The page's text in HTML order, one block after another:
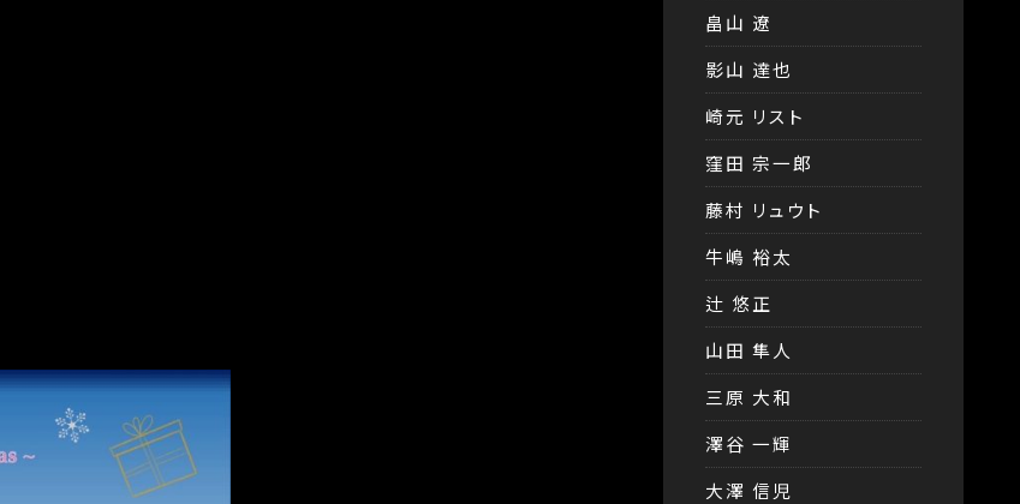
畠山 遼
影山 達也
崎元 リスト
窪田 宗一郎
藤村 リュウト
牛嶋 裕太
辻 悠正
山田 隼人
三原 大和
澤谷 一輝
大澤 信児